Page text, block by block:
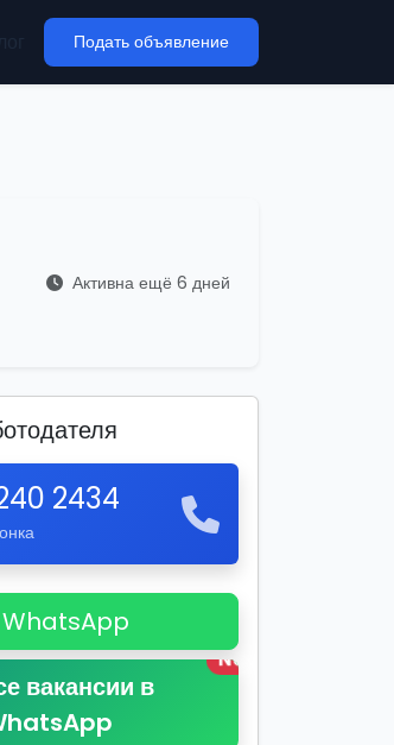
Подать объявление
Активна ещё 6 дней
2434
WhatsApp
вакансии в
New